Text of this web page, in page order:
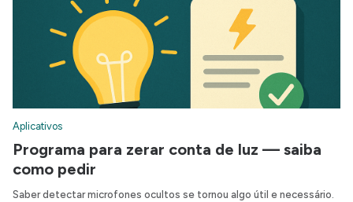
Aplicativos
Programa para zerar conta de luz — saiba
como pedir
Saber detectar microfones ocultos se tornou algo útil e necessário.